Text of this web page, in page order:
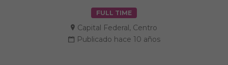
FULL TIME
Capital Federal, Centro
Publicado hace 10 años